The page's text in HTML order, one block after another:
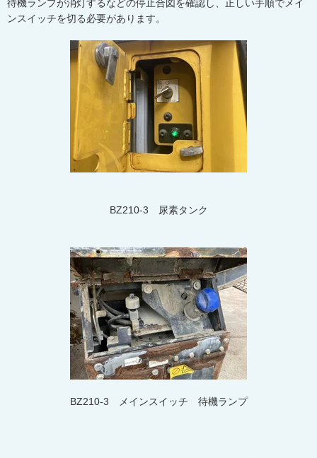
待機ランプが消灯するなどの停止合図を確認し、正しい手順でメイ
ンスイッチを切る必要があります。
BZ210-3 尿素タンク
BZ210-3 メインスイッチ 待機ランプ